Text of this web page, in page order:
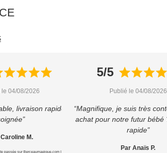
le 04/08/2026
livraison rapide et
M.
passée sur Berceaumagique.com le 22/07/2026
5/5
Publié le 04/08/2026
“Magnifique, je suis très
achat pour notre futur bébé
rapide”
Par Anaïs P.